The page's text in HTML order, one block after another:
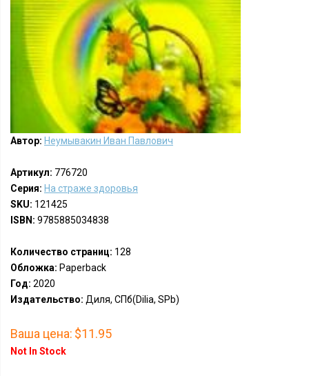
Автор: Неумывакин Иван Павлович
Артикул: 776720
Серия: На страже здоровья
SKU: 121425
ISBN: 9785885034838
Количество страниц: 128
Обложка: Paperback
Год: 2020
Издательство: Диля, СПб(Dilia, SPb)
Ваша цена: $11.95
Not In Stock